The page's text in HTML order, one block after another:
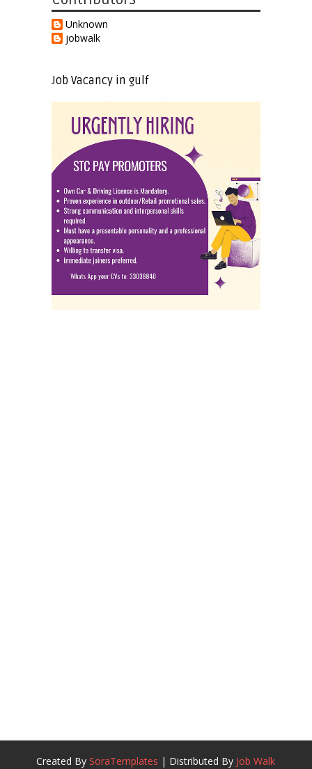
Unknown
jobwalk
Job Vacancy in gulf
Created BySoraTemplates | Distributed By Job Walk